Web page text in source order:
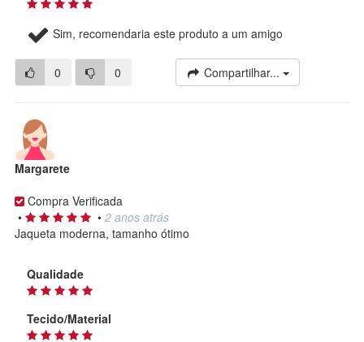
Sim, recomendaria este produto a um amigo
0 0 Compartilhar...
Margarete
Compra Verificada
•
• 2 anos atrás
Jaqueta moderna, tamanho ótimo
Qualidade
Tecido/Material